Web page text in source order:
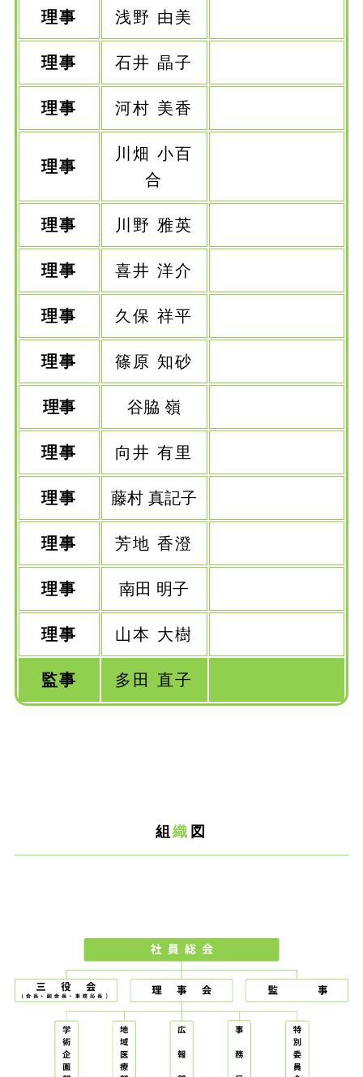
理事 浅野 由美
理事 石井 晶子
理事 河村 美香
理事
川畑 小百
合
理事 川野 雅英
理事 喜井 洋介
理事 久保 祥平
理事 篠原 知砂
理事 谷脇 嶺
理事 向井 有里
理事 藤村 真記子
理事 芳地 香澄
理事 南田 明子
理事 山本 大樹
監事 多田 直子
組織 図